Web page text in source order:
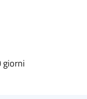
giorni